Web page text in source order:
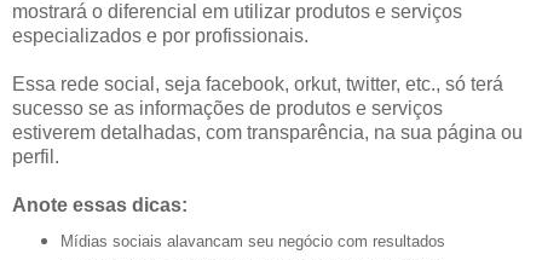
mostrará o diferencial em utilizar produtos e serviços
especializados e por profissionais.
Essa rede social, seja facebook, orkut, twitter, etc., só terá
sucesso se as informações de produtos e serviços
estiverem detalhadas, com transparência, na sua página ou
perfil.
Anote essas dicas:
Mídias sociais alavancam seu negócio com resultados